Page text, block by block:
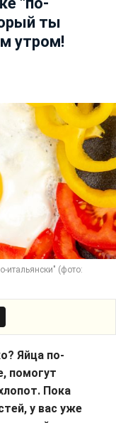
ты
утром!
итальянски" (фото:
Яйца по-
помогут
Пока
у вас уже